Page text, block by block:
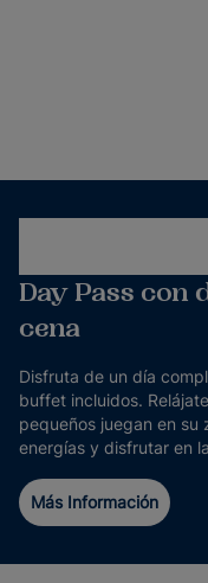
Day Pass con
cena
Disfruta de un día
buffet incluidos.
pequeños juegan en su
energías y disfrutar en
Más Información